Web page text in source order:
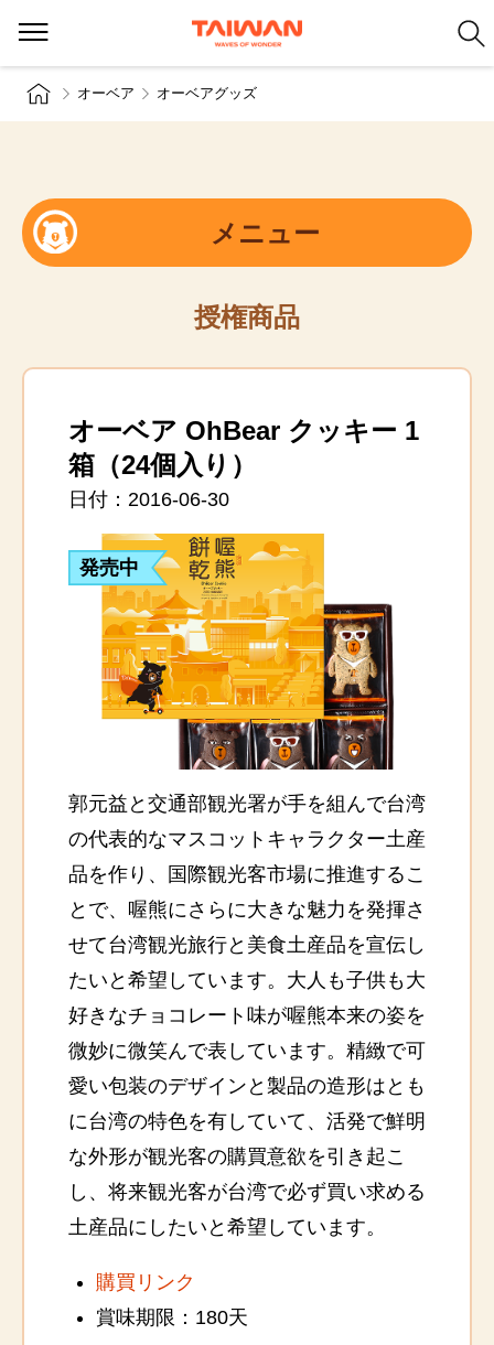
オーベア オーベアグッズ
メニュー
授権商品
オーベア OhBear クッキー 1
箱（24個入り）
日付：2016-06-30
発売中
郭元益と交通部観光署が手を組んで台湾
の代表的なマスコットキャラクター土産
品を作り、国際観光客市場に推進するこ
とで、喔熊にさらに大きな魅力を発揮さ
せて台湾観光旅行と美食土産品を宣伝し
たいと希望しています。大人も子供も大
好きなチョコレート味が喔熊本来の姿を
微妙に微笑んで表しています。精緻で可
愛い包装のデザインと製品の造形はとも
に台湾の特色を有していて、活発で鮮明
な外形が観光客の購買意欲を引き起こ
し、将来観光客が台湾で必ず買い求める
土産品にしたいと希望しています。
購買リンク
賞味期限：180天